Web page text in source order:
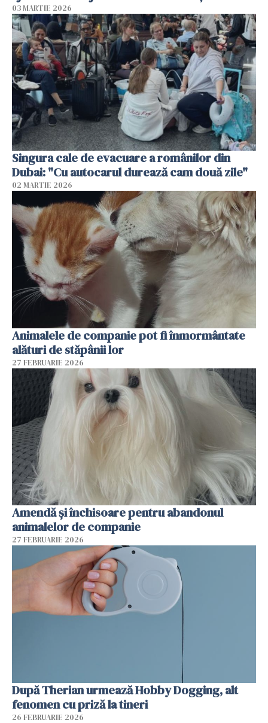
03 MARTIE 2026
Singura cale de evacuare a românilor din
Dubai: "Cu autocarul durează cam două zile"
02 MARTIE 2026
Animalele de companie pot fi înmormântate
alături de stăpânii lor
27 FEBRUARIE 2026
Amendă și închisoare pentru abandonul
animalelor de companie
27 FEBRUARIE 2026
După Therian urmează Hobby Dogging, alt
fenomen cu priză la tineri
26 FEBRUARIE 2026